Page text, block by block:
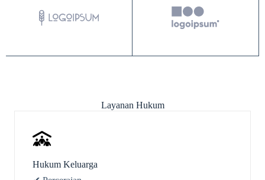
Layanan Hukum
Hukum Keluarga